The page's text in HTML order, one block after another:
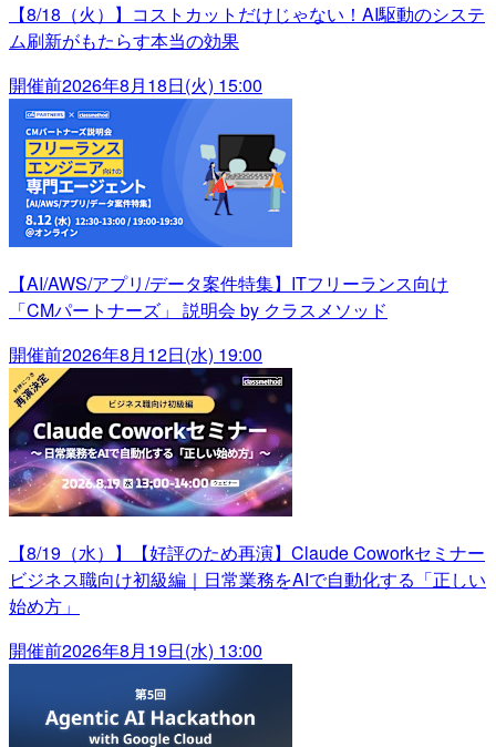
【8/18（火）】コストカットだけじゃない！AI駆動のシステ
ム刷新がもたらす本当の効果
開催前2026年8月18日(火) 15:00
【AI/AWS/アプリ/データ案件特集】ITフリーランス向け
「CMパートナーズ」 説明会 by クラスメソッド
開催前2026年8月12日(水) 19:00
【8/19（水）】【好評のため再演】Claude Coworkセミナー
ビジネス職向け初級編｜日常業務をAIで自動化する「正しい
始め方」
開催前2026年8月19日(水) 13:00